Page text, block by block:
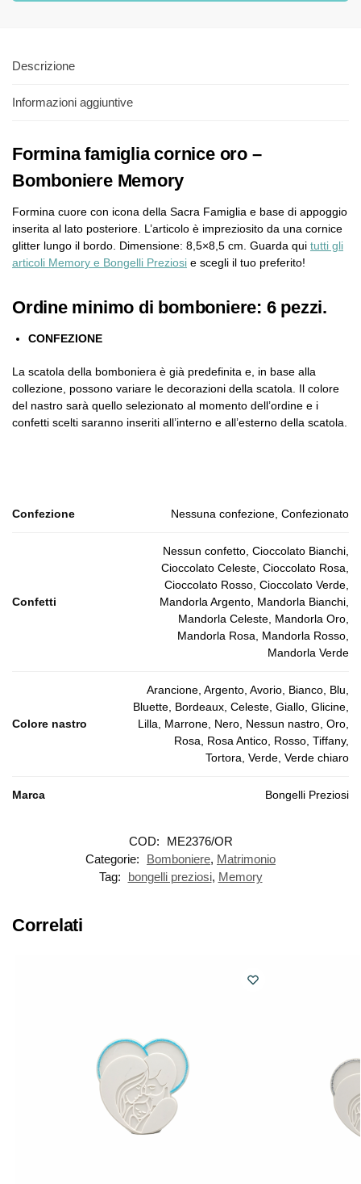
Descrizione
Informazioni aggiuntive
Formina famiglia cornice oro –
Bomboniere Memory
Formina cuore con icona della Sacra Famiglia e base di appoggio
inserita al lato posteriore. L’articolo è impreziosito da una cornice
glitter lungo il bordo. Dimensione: 8,5×8,5 cm. Guarda qui tutti gli
articoli Memory e Bongelli Preziosi e scegli il tuo preferito!
Ordine minimo di bomboniere: 6 pezzi.
CONFEZIONE
La scatola della bomboniera è già predefinita e, in base alla
collezione, possono variare le decorazioni della scatola. Il colore
del nastro sarà quello selezionato al momento dell’ordine e i
confetti scelti saranno inseriti all’interno e all’esterno della scatola.
Confezione Nessuna confezione, Confezionato
Confetti
Nessun confetto, Cioccolato Bianchi,
Cioccolato Celeste, Cioccolato Rosa,
Cioccolato Rosso, Cioccolato Verde,
Mandorla Argento, Mandorla Bianchi,
Mandorla Celeste, Mandorla Oro,
Mandorla Rosa, Mandorla Rosso,
Mandorla Verde
Colore nastro
Arancione, Argento, Avorio, Bianco, Blu,
Bluette, Bordeaux, Celeste, Giallo, Glicine,
Lilla, Marrone, Nero, Nessun nastro, Oro,
Rosa, Rosa Antico, Rosso, Tiffany,
Tortora, Verde, Verde chiaro
Marca Bongelli Preziosi
COD:
ME2376/OR
Categorie:
Bomboniere, Matrimonio
Tag:
bongelli preziosi, Memory
Correlati